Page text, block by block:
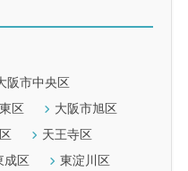
阪市中央区
区
大阪市旭区
天王寺区
成区
東淀川区